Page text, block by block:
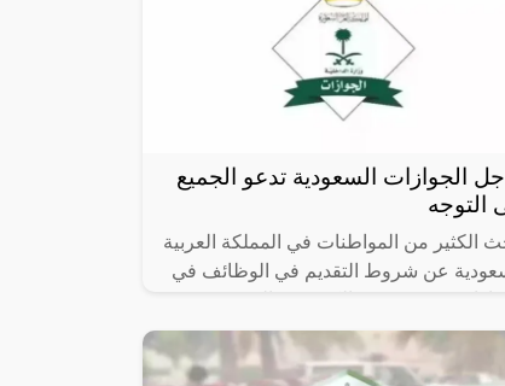
الجوازات السعودية تدعو الجميع
التوجه
الكثير من المواطنات في المملكة العربية
عن شروط التقديم في الوظائف في
الوظيفة بعد أن أعلنت وزارة